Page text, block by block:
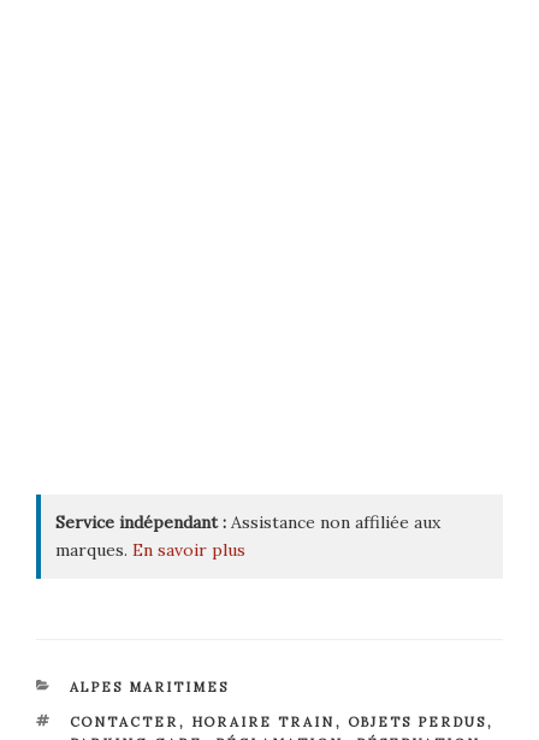
Service indépendant : Assistance non affiliée aux
marques. En savoir plus
CATÉGORIES
ALPES MARITIMES
ÉTIQUETTES
CONTACTER, HORAIRE TRAIN , OBJETS PERDUS,